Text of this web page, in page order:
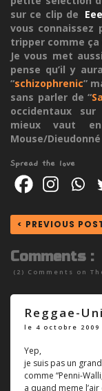
sur ce clip de
vous connaissez
tripper comme ça
Je vous met
pense qu’il y
“schizophrenic”
sans parler de “
occidentaux
mieux vaut
Mouse/Dieudonné
Spread the love
< PREVIOUS
Comments :
(2) Comments on
Reggae-
le 4 octobre 2009
Yep,
je suis pas un
comme “Penni-
a quand meme